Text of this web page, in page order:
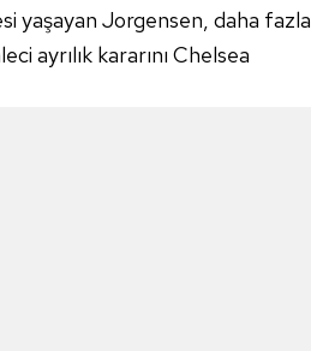
yaşayan Jorgensen, daha fazla
ayrılık kararını Chelsea